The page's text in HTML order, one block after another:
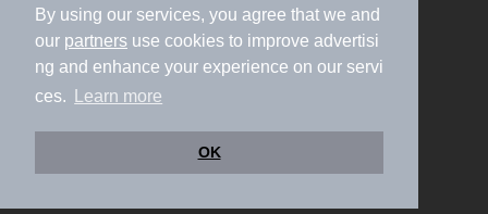
By using our services, you agree that we and
our partners use cookies to improve advertisi
ng and enhance your experience on our servi
ces.
Learn more
OK
加盟店募集（資料請求）
広告出稿のご案内
利用規約
ライフスタイルMEMBERS+規約
特定商取引法に基づく表記
ヘルプ
採用情報
運営会社